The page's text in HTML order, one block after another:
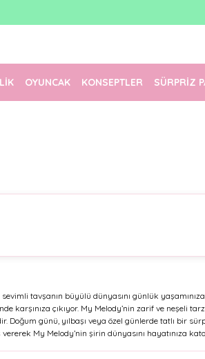
1500 TL Üzeri Ücretsiz Kargo
OYUNCAK KONSEPTLER SÜRPRİZ
tavşanın büyülü dünyasını günlük
çıkıyor. My Melody’nin zarif ve neşeli
günü, yılbaşı veya özel günlerde tatlı bir
My Melody’nin şirin dünyasını hayatınıza